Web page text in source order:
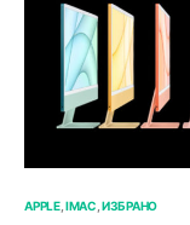
APPLE IMAC ИЗБРАНО